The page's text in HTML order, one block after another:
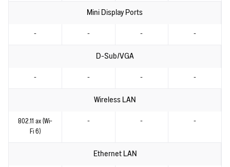
Mini Display Ports
- - - -
D-Sub/VGA
- - - -
Wireless LAN
802.11 ax (Wi-
Fi 6)
- - -
Ethernet LAN